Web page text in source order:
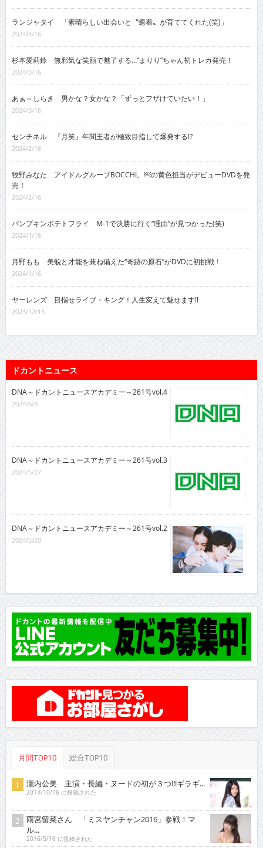
ランジャタイ 「素晴らしい出会いと〝癒着〟が育ててくれた(笑)」
2024/4/16
杉本愛莉鈴 無邪気な笑顔で魅了する…“まりり”ちゃん初トレカ発売！
2024/3/16
あぁ～しらき 男かな？女かな？「ずっとフザけていたい！」
2024/3/16
センチネル 『月笑』年間王者が極致目指して爆発する!?
2024/2/16
牧野みなた アイドルグループBOCCHI。￼の黄色担当がデビューDVDを発
売！
2024/2/16
パンプキンポテトフライ M-1で決勝に行く“理由”が見つかった(笑)
2024/1/16
月野もも 美貌と才能を兼ね備えた“奇跡の原石”がDVDに初挑戦！
2024/1/16
ヤーレンズ 目指せライブ・キング！人生変えて魅せます!!
2023/12/15
ドカントニュース
DNA～ドカントニュースアカデミー～261号vol.4
2024/6/3
DNA～ドカントニュースアカデミー～261号vol.3
2024/5/27
DNA～ドカントニュースアカデミー～261号vol.2
2024/5/20
月間TOP10 総合TOP10
瀧内公美 主演・長編・ヌードの初が３つ!!!ギラギ...
2014/10/16 に投稿された
雨宮留菜さん 「ミスヤンチャン2016」参戦！マ
ル...
2016/5/16 に投稿された